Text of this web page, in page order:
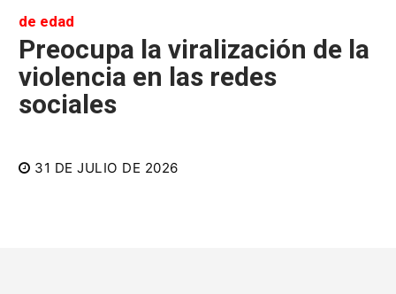
de edad
Preocupa la viralización de la
violencia en las redes
sociales
31 DE JULIO DE 2026